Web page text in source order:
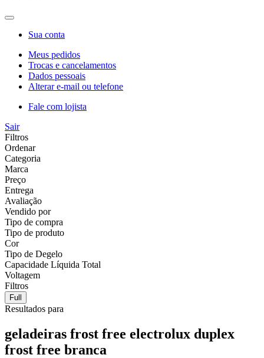
Sua conta
Meus pedidos
Trocas e cancelamentos
Dados pessoais
Alterar e-mail ou telefone
Fale com lojista
Sair
Filtros
Ordenar
Categoria
Marca
Preço
Entrega
Avaliação
Vendido por
Tipo de compra
Tipo de produto
Cor
Tipo de Degelo
Capacidade Líquida Total
Voltagem
Filtros
Full
Resultados para
geladeiras frost free electrolux duplex
frost free branca